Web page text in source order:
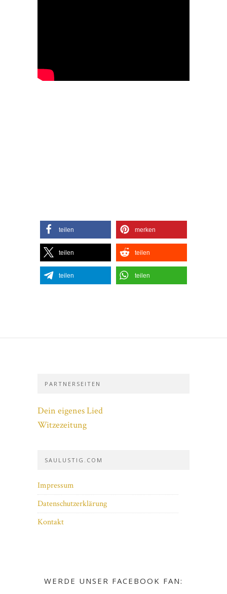
teilen merken
teilen teilen
teilen teilen
PARTNERSEITEN
Dein eigenes Lied
Witzezeitung
SAULUSTIG.COM
Impressum
Datenschutzerklärung
Kontakt
WERDE UNSER FACEBOOK FAN: